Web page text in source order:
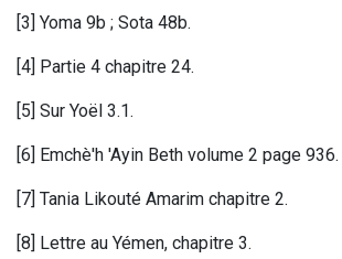
[3] Yoma 9b ; Sota 48b.
[4] Partie 4 chapitre 24.
[5] Sur Yoël 3.1.
[6] Emchè'h 'Ayin Beth volume 2 page 936.
[7] Tania Likouté Amarim chapitre 2.
[8] Lettre au Yémen, chapitre 3.